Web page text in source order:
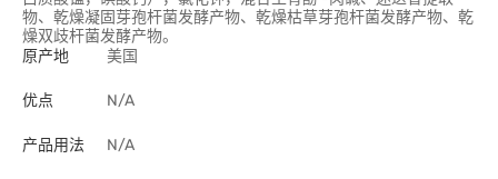
物、乾燥凝固芽孢杆菌发酵产物、乾燥枯草芽孢杆菌发酵产物、乾
燥双歧杆菌发酵产物。
原产地
美国
优点 N/A
产品用法 N/A